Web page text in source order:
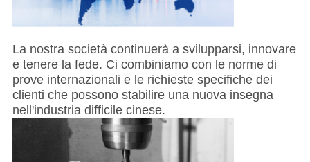
La nostra società continuerà a svilupparsi, innovare
e tenere la fede. Ci combiniamo con le norme di
prove internazionali e le richieste specifiche dei
clienti che possono stabilire una nuova insegna
nell'industria difficile cinese.